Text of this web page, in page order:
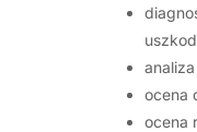
ocena
ocena